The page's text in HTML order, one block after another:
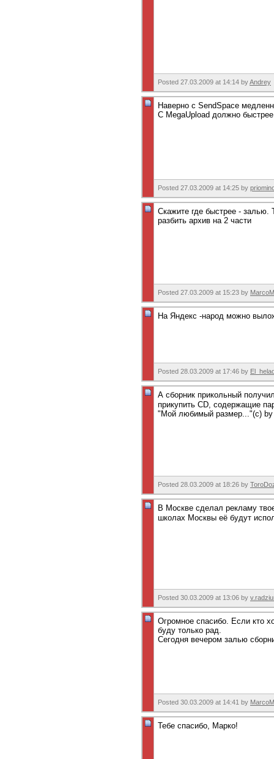
Posted 27.03.2009 at 14:14 byAndrey
Наверно с SendSpace
С MegaUpload должно
Posted 27.03.2009 at 14:25 by
Скажите где быстрее -
разбить архив на 2 части
Posted 27.03.2009 at 15:23 by
На Яндекс -народ можно
Posted 28.03.2009 at 17:46 by
А сборник прикольный
прикупить CD, содержащие
"Мой любимый размер..."(с)
Posted 28.03.2009 at 18:26 by
В Москве сделал рекламу
школах Москвы её будут
Posted 30.03.2009 at 13:06 by
Огромное спасибо. Если кто
буду только рад.
Сегодня вечером залью
Posted 30.03.2009 at 14:41 by
Тебе спасибо, Марко!